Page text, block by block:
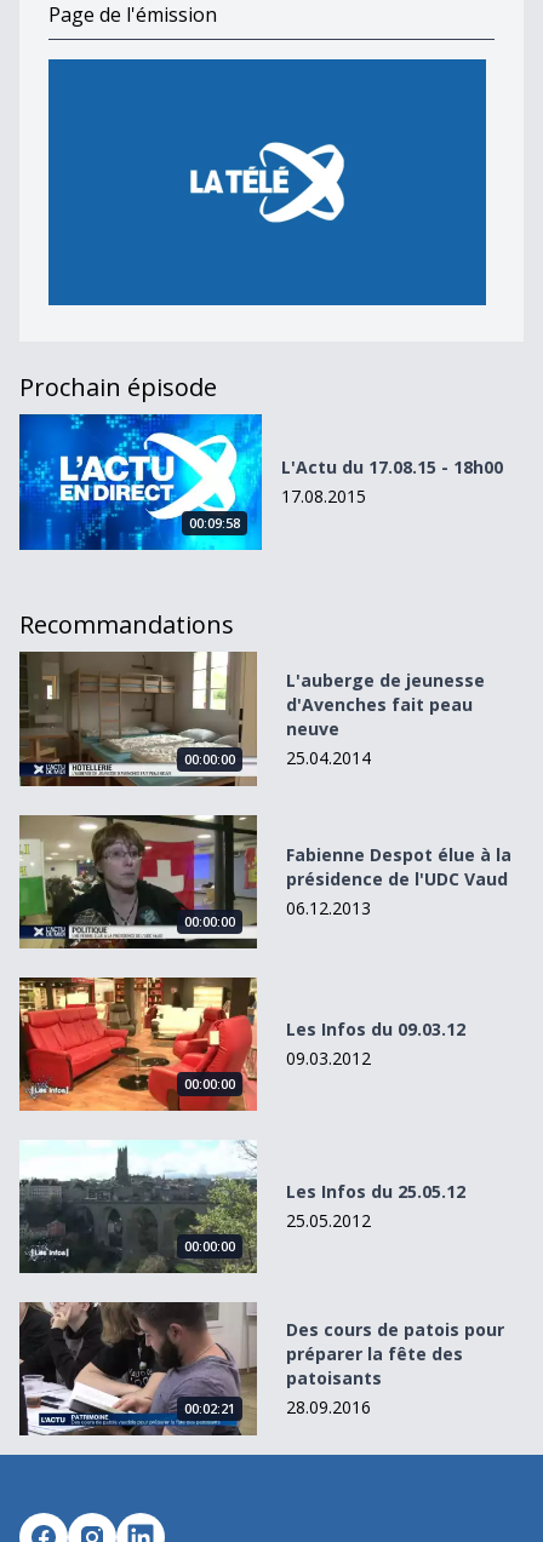
Page de l'émission
Prochain épisode
L&#039;Actu du 17.08.15 - 18h00
00:09:58
L'Actu du 17.08.15 - 18h00
17.08.2015
Recommandations
L&#039;auberge de jeunesse d&#039;Avenches fait peau
00:00:00
L'auberge de jeunesse
d'Avenches fait peau
neuve
25.04.2014
Fabienne Despot élue à la présidence de l&#039;UDC
00:00:00
Fabienne Despot élue à la
présidence de l'UDC Vaud
06.12.2013
Les Infos du 09.03.12
00:00:00
Les Infos du 09.03.12
09.03.2012
Les Infos du 25.05.12
00:00:00
Les Infos du 25.05.12
25.05.2012
Des cours de patois pour préparer la fête des patoisants
00:02:21
Des cours de patois pour
préparer la fête des
patoisants
28.09.2016